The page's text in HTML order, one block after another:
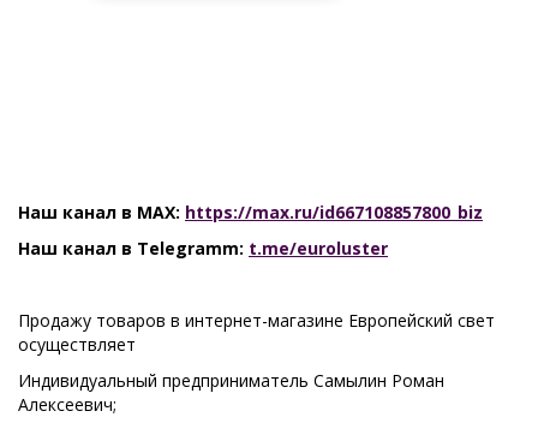
Наш канал в MAX: https://max.ru/id667108857800_biz
Наш канал в Telegramm: t.me/euroluster
Продажу товаров в интернет-магазине Европейский свет
осуществляет
Индивидуальный предприниматель Самылин Роман
Алексеевич;